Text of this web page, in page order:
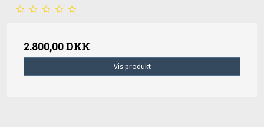
2.800,00 DKK
Vis produkt